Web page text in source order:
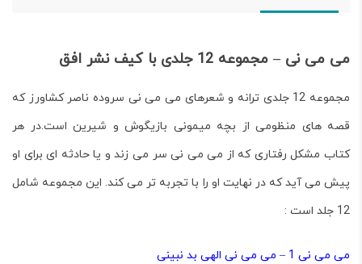
می می نی – مجموعه 12 جلدی با کیف نشر افق
مجموعه 12 جلدی ترانه و شعرهای می می نی سروده ناصر کشاورز که
قصه های منظومی از بچه میمونی بازیگوش و شیرین است.در هر
کتاب مشکل رفتاری که از می می نی سر می زند و یا حادثه ای برای او
پیش می آید که در نهایت او را با تجربه تر می کند. این مجموعه شامل
12 جلد
است :
می می نی 1 – می می نی الهی بد نبینی